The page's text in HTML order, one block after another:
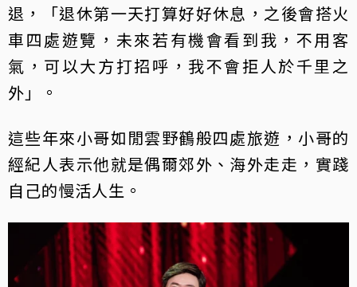
退，「退休第一天打算好好休息，之後會搭火
車四處遊覽，未來若有機會看到我，不用客
氣，可以大方打招呼，我不會拒人於千里之
外」。
這些年來小哥如閒雲野鶴般四處旅遊，小哥的
經紀人表示他就是偶爾郊外、海外走走，實踐
自己的慢活人生。